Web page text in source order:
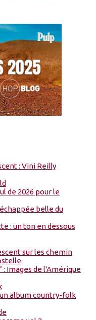
: Vini Reilly
de 2026 pour le
belle du
: un ton en dessous
sur les chemin
: Images de l'Amérique
album country-folk